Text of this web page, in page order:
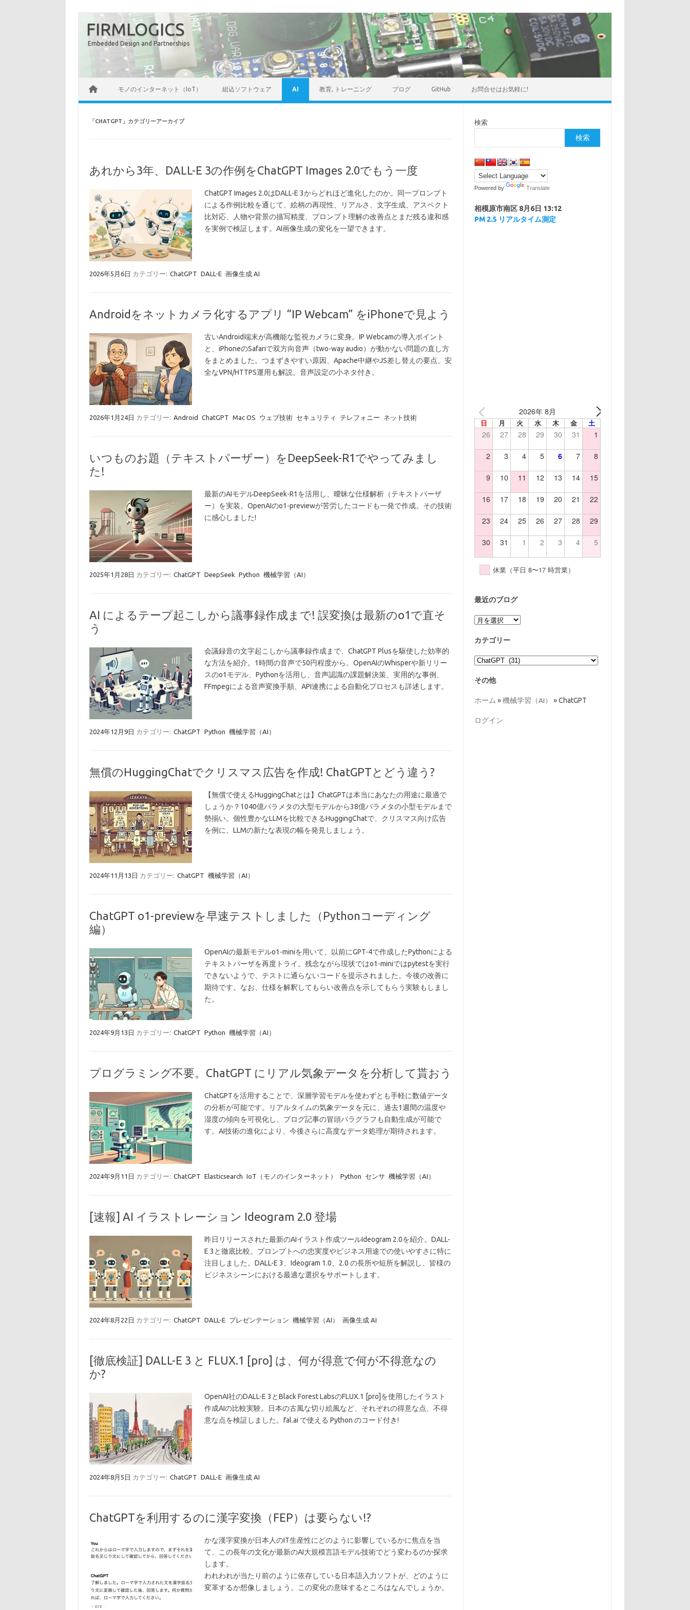
プ
FIRMLOGICS
Embedded Design and Partnerships
モノのインターネット（IoT） 組込ソフトウェア AI 教育, トレーニング ブログ GitHub お問合せはお気軽に!
「CHATGPT 」カテゴリーアーカイブ
あれから3年、DALL-E 3の作例をChatGPT Images 2.0でもう一度
ChatGPT Images 2.0はDALL-E 3からどれほど進化したのか。同一プロンプト
による作例比較を通じて、絵柄の再現性、リアルさ、文字生成、アスペクト
比対応、人物や背景の描写精度、プロンプト理解の改善点とまだ残る違和感
を実例で検証します。AI画像生成の変化を一望できます。
2026年5月6日 カテゴリー: ChatGPT DALL-E 画像生成 AI
Androidをネットカメラ化するアプリ “IP Webcam” をiPhoneで見よう
古いAndroid端末が高機能な監視カメラに変身。IP Webcamの導入ポイント
と、iPhoneのSafariで双方向音声（two-way audio）が動かない問題の直し方
をまとめました。つまずきやすい原因、Apache中継やJS差し替えの要点、安
全なVPN/HTTPS運用も解説。音声設定の小ネタ付き。
2026年1月24日 カテゴリー: Android ChatGPT Mac OS ウェブ技術 セキュリティ テレフォニー ネット技術
いつものお題（テキストパーザー）をDeepSeek-R1でやってみまし
た!
最新のAIモデルDeepSeek-R1を活用し、曖昧な仕様解析（テキストパーザ
ー）を実装。OpenAIのo1-previewが苦労したコードも一発で作成。その技術
に感心しました!
2025年1月28日 カテゴリー: ChatGPT DeepSeek Python 機械学習（AI）
AI によるテープ起こしから議事録作成まで! 誤変換は最新のo1で直そ
う
会議録音の文字起こしから議事録作成まで、ChatGPT Plusを駆使した効率的
な方法を紹介。1時間の音声で50円程度から。OpenAIのWhisperや新リリー
スのo1モデル、Pythonを活用し、音声認識の課題解決策、実用的な事例、
FFmpegによる音声変換手順、API連携による自動化プロセスも詳述します。
2024年12月9日 カテゴリー: ChatGPT Python 機械学習（AI）
無償のHuggingChatでクリスマス広告を作成! ChatGPTとどう違う?
【無償で使えるHuggingChatとは】ChatGPTは本当にあなたの用途に最適で
しょうか？1040億パラメタの大型モデルから38億パラメタの小型モデルまで
勢揃い。個性豊かなLLMを比較できるHuggingChatで、クリスマス向け広告
を例に、LLMの新たな表現の幅を発見しましょう。
2024年11月13日 カテゴリー: ChatGPT 機械学習（AI）
ChatGPT o1-previewを早速テストしました（Pythonコーディング
編）
OpenAIの最新モデルo1-miniを用いて、以前にGPT-4で作成したPythonによる
テキストパーザを再度トライ。残念ながら現状ではo1-miniではpytestを実行
できないようで、テストに通らないコードを提示されました。今後の改善に
期待です。なお、仕様を解釈してもらい改善点を示してもらう実験もしまし
た。
2024年9月13日 カテゴリー: ChatGPT Python 機械学習（AI）
プログラミング不要。ChatGPT にリアル気象データを分析して貰おう
ChatGPTを活用することで、深層学習モデルを使わずとも手軽に数値データ
の分析が可能です。リアルタイムの気象データを元に、過去1週間の温度や
湿度の傾向を可視化し、ブログ記事の冒頭パラグラフも自動生成が可能で
す。AI技術の進化により、今後さらに高度なデータ処理が期待されます。
2024年9月11日 カテゴリー: ChatGPT Elasticsearch IoT（モノのインターネット） Python センサ 機械学習（AI）
[速報] AI イラストレーション Ideogram 2.0 登場
昨日リリースされた最新のAIイラスト作成ツールIdeogram 2.0を紹介。DALL-
E 3と徹底比較。プロンプトへの忠実度やビジネス用途での使いやすさに特に
注目しました。DALL-E 3、Ideogram 1.0、2.0 の長所や短所を解説し、皆様の
ビジネスシーンにおける最適な選択をサポートします。
2024年8月22日 カテゴリー: ChatGPT DALL-E プレゼンテーション 機械学習（AI） 画像生成 AI
[徹底検証] DALL-E 3 と FLUX.1 [pro] は、何が得意で何が不得意なの
か?
OpenAI社のDALL-E 3とBlack Forest LabsのFLUX.1 [pro]を使用したイラスト
作成AIの比較実験。日本の古風な切り絵風など、それぞれの得意な点、不得
意な点を検証しました。fal.ai で使える Python のコード付き!
2024年8月5日 カテゴリー: ChatGPT DALL-E 画像生成 AI
ChatGPTを利用するのに漢字変換（FEP）は要らない!?
かな漢字変換が日本人のIT生産性にどのように影響しているかに焦点を当
て、この長年の文化が最新のAI大規模言語モデル技術でどう変わるのか探求
します。
われわれが当たり前のように依存している日本語入力ソフトが、どのように
変革するか想像しましょう。この変化の意味するところはなんでしょうか。
検索
検索
Powered by Translate
相模原市南区 8月6日 13:12
PM 2.5 リアルタイム測定
2026年 8月
日 月 火 水 木 金 土
26 27 28 29 30 31 1
2 3 4 5 6 7 8
9 10 11 12 13 14 15
16 17 18 19 20 21 22
23 24 25 26 27 28 29
30 31 1 2 3 4 5
休業（平日 8〜17 時営業）
最近のブログ
ア
カ
ブ
カテゴリー
カ
ゴ
ー
その他
ホーム » 機械学習（AI） »ChatGPT
ログイン